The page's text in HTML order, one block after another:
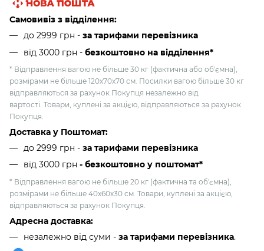
Самовивіз з відділення:
до 2999 грн - за тарифами перевізника
від 3000 грн - безкоштовно на відділення*
* Відправлення вагою не більше 30 кг (фактична або об'ємна),
розмірами не більше 120х70х70 см. Посилки вагою більше 30 кг
відправляються за рахунок Покупця незалежно від
вартості. Товари, куплені за акцією, відправляються за рахунок
Покупця.
Доставка у Поштомат:
до 2999 грн - за тарифами перевізника
від 3000 грн - безкоштовно у поштомат*
* Відправлення вагою не більше 20 кг (фактична та об'ємна),
розмірами не більше 40х60х30 см. Товари, куплені за акцією,
відправляються за рахунок Покупця.
Адресна доставка:
незалежно від суми - за тарифами перевізника.